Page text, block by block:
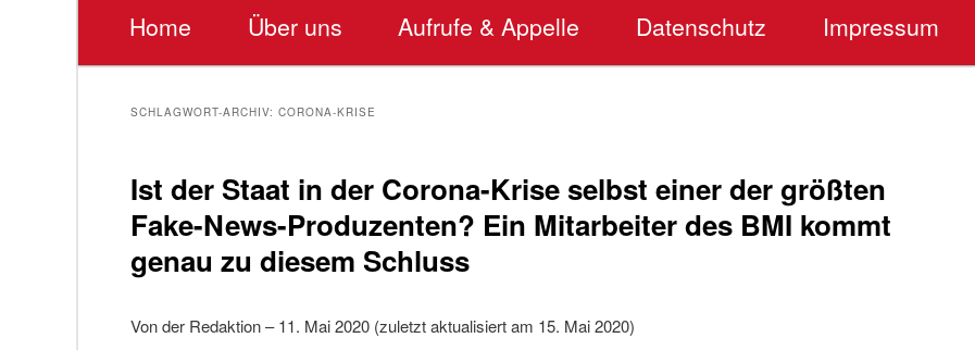
Home Über uns Aufrufe & Appelle Datenschutz Impressum
SCHLAGWORT-ARCHIV: CORONA-KRISE
Ist der Staat in der Corona-Krise selbst einer der größten
Fake-News-Produzenten? Ein Mitarbeiter des BMI kommt
genau zu diesem Schluss
Von der Redaktion – 11. Mai 2020 (zuletzt aktualisiert am 15. Mai 2020)